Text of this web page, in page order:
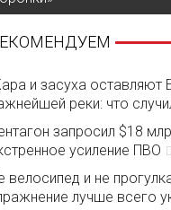
и засуха оставляют
реки: что
запросил $18
усиление ПВО
велосипед и не
лучше всего